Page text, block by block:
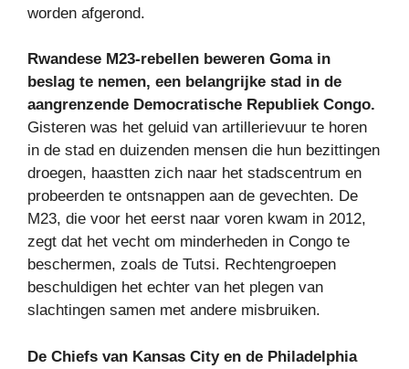
worden afgerond.
Rwandese M23-rebellen beweren Goma in
beslag te nemen, een belangrijke stad in de
aangrenzende Democratische Republiek Congo.
Gisteren was het geluid van artillerievuur te horen
in de stad en duizenden mensen die hun bezittingen
droegen, haastten zich naar het stadscentrum en
probeerden te ontsnappen aan de gevechten. De
M23, die voor het eerst naar voren kwam in 2012,
zegt dat het vecht om minderheden in Congo te
beschermen, zoals de Tutsi. Rechtengroepen
beschuldigen het echter van het plegen van
slachtingen samen met andere misbruiken.
De Chiefs van Kansas City en de Philadelphia